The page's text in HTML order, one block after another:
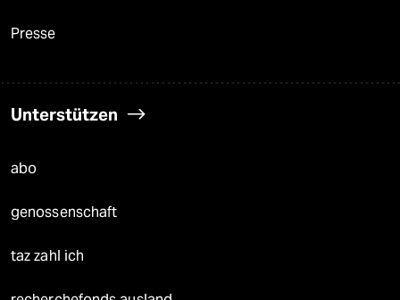
Presse
Unterstützen
abo
genossenschaft
taz zahl ich